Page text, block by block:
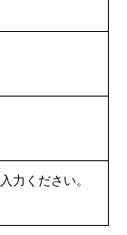
力ください。